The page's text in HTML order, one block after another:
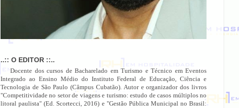
..:: O EDITOR ::..
Docente dos cursos de Bacharelado em Turismo e Técnico em Eventos
Integrado ao Ensino Médio do Instituto Federal de Educação, Ciência e
Tecnologia de São Paulo (Câmpus Cubatão). Autor e organizador dos livros
"Competitividade no setor de viagens e turismo: estudo de casos múltiplos no
litoral paulista" (Ed. Scortecci, 2016) e "Gestão Pública Municipal no Brasil: